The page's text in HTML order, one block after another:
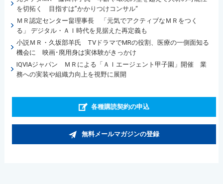
を切拓く 目指すは”かかりつけコンサル“
ＭＲ認定センター畠理事長 「元気でアクティブなＭＲをつく
る」 デジタル・ＡＩ時代を見据えた再定義も
小説ＭＲ・久坂部羊氏 TVドラマでMRの役割、医療の一側面知る
機会に 映画･廃用身は実体験がきっかけ
IQVIAジャパン ＭＲによる「ＡＩエージェント甲子園」開催 業
務への実装や組織力向上を視野に展開
各種購読契約の申込
無料メールマガジンの登録